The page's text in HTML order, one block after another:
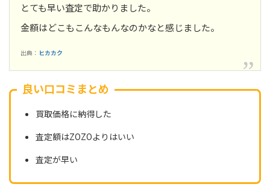
とても早い査定で助かりました。
金額はどこもこんなもんなのかなと感じました。
出典： ヒカカク
良い口コミまとめ
買取価格に納得した
査定額はZOZOよりはいい
査定が早い